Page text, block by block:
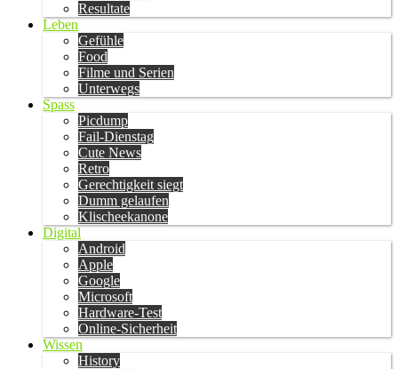
Resultate
Leben
Gefühle
Food
Filme und Serien
Unterwegs
Spass
Picdump
Fail-Dienstag
Cute News
Retro
Gerechtigkeit siegt
Dumm gelaufen
Klischeekanone
Digital
Android
Apple
Google
Microsoft
Hardware-Test
Online-Sicherheit
Wissen
History